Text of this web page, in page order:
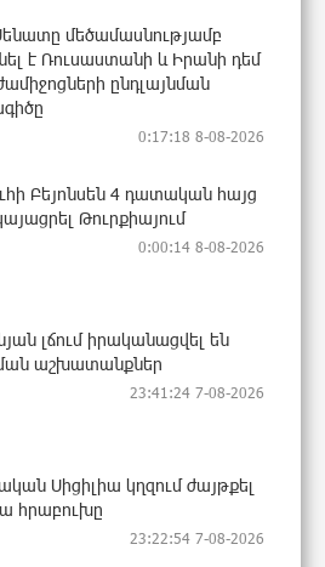
մեծամասնությամբ
է Ռուսաստանի և Իրանի դեմ
ընդլայնման
0:17:18 8-08-2026
Բեյոնսեն ​​4 դատական հայց
Թուրքիայում
0:00:14 8-08-2026
լճում իրականացվել են
աշխատանքներ
23:41:24 7-08-2026
Սիցիլիա կղզում ժայթքել
հրաբուխը
23:22:54 7-08-2026